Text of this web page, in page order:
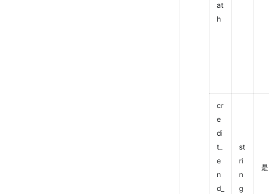
at
h
cr
e
di
t_
e
n
d_
st
ri
n
g
是